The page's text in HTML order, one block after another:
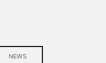
NEWS